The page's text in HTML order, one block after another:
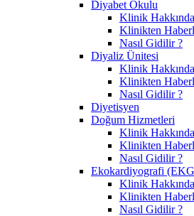
Diyabet Okulu
Klinik Hakkında
Klinikten
Nasıl Gidilir ?
Diyaliz Ünitesi
Klinik Hakkında
Klinikten
Nasıl Gidilir ?
Diyetisyen
Doğum Hizmetleri
Klinik Hakkında
Klinikten
Nasıl Gidilir ?
Ekokardiyografi
Klinik Hakkında
Klinikten
Nasıl Gidilir ?